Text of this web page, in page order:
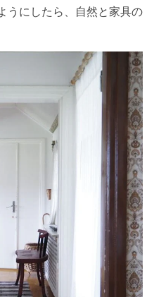
うにしたら、自然と家具の